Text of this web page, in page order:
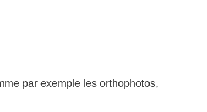
par exemple les orthophotos,